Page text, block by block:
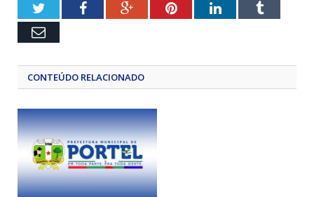
TwitterFacebookGoogle+PinterestLinkedInTumblr
Email
CONTEÚDO RELACIONADO